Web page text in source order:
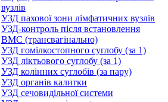
вузлів
УЗД пахової зони лімфатичних вузлів
УЗД-контроль після встановлення
ВМС (трансвагінально)
УЗД гомілкостопного суглобу (за 1)
УЗД ліктьового суглобу (за 1)
УЗД колінних суглобів (за пару)
УЗД органів калитки
УЗД сечовидільної системи